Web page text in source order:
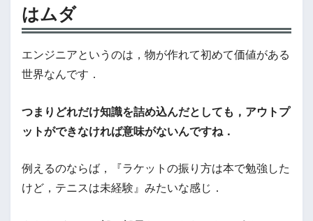
はムダ
エンジニアというのは，物が作れて初めて価値がある
世界なんです．
つまりどれだけ知識を詰め込んだとしても，アウトプ
ットができなければ意味がないんですね．
例えるのならば，『ラケットの振り方は本で勉強した
けど，テニスは未経験』みたいな感じ．